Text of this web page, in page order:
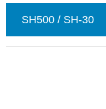
SH500 / SH-30